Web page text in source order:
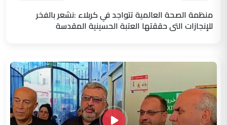
منظمة الصحة العالمية تتواجد في كربلاء :نشعر بالفخر
للإنجازات التي حققتها العتبة الحسينية المقدسة